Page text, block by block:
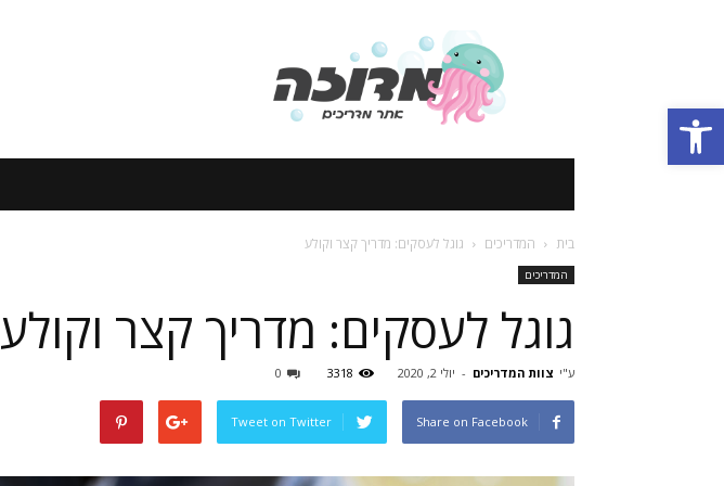
Open toolbar
מדריכים
בית המדריכים גוגל לעסקים: מדריך קצר וקולע
המדריכים
גוגל לעסקים: מדריך קצר וקולע
ע"י צוות המדריכים - יולי 2, 2020 3318
0
Share on Facebook
Tweet on Twitter